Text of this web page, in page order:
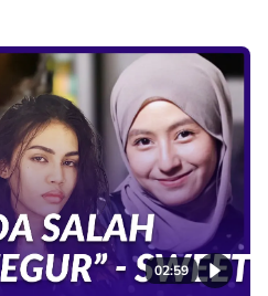
02:59